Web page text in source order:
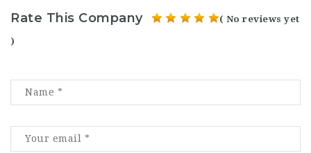
Rate This Company ( No reviews yet
)